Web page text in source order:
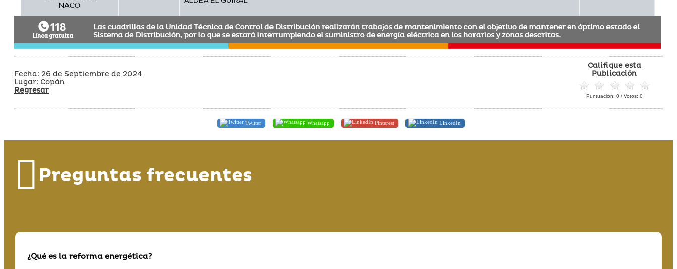
Fecha: 26 de Septiembre de 2024
Lugar: Copán
Regresar
Califique esta
Publicación
Puntuación: 0/ Votos: 0
Twitter Whatsapp Pinterest LinkedIn
Preguntas frecuentes
¿Qué es la reforma energética?